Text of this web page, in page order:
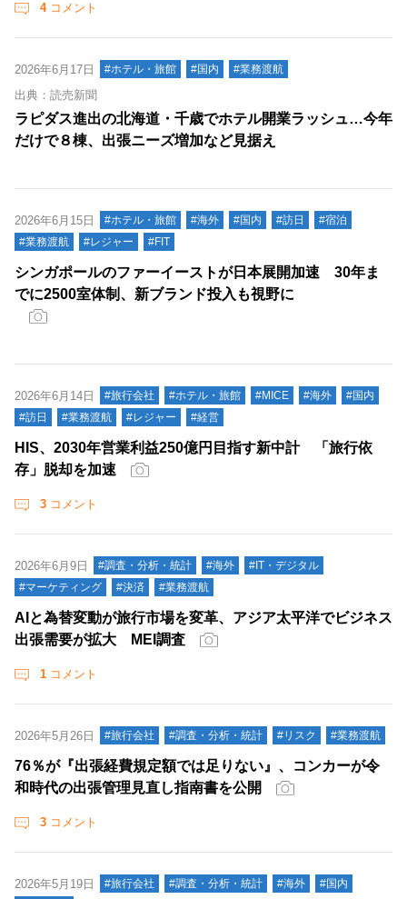
4コメント
2026年6月17日 #ホテル・旅館 #国内 #業務渡航
出典：読売新聞
ラピダス進出の北海道・千歳でホテル開業ラッシュ…今年
だけで８棟、出張ニーズ増加など見据え
2026年6月15日 #ホテル・旅館 #海外 #国内 #訪日
#宿泊
#業務渡航
#レジャー #FIT
シンガポールのファーイーストが日本展開加速 30年ま
でに2500室体制、新ブランド投入も視野に
2026年6月14日 #旅行会社 #ホテル・旅館 #MICE #海外
#国内
#訪日
#業務渡航 #レジャー #経営
HIS、2030年営業利益250億円目指す新中計 「旅行依
存」脱却を加速
3 コメント
2026年6月9日 #調査・分析・統計 #海外
#IT・デジタル
#マーケティング
#決済 #業務渡航
AIと為替変動が旅行市場を変革、アジア太平洋でビジネス
出張需要が拡大 MEI調査
1 コメント
2026年5月26日 #旅行会社 #調査・分析・統計 #リスク #業務渡航
76％が『出張経費規定額では足りない』、コンカーが令
和時代の出張管理見直し指南書を公開
3 コメント
2026年5月19日 #旅行会社 #調査・分析・統計 #海外 #国内